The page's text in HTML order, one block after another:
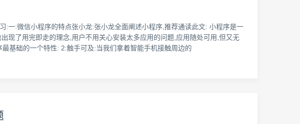
一:微信小程序的特点张小龙:张小龙全面阐述小程序,推荐通读此文: 小程序是一
现了用完即走的理念,用户不用关心安装太多应用的问题,应用随处可用,但又无
基础的一个特性: 2:触手可及:当我们拿着智能手机接触周边的